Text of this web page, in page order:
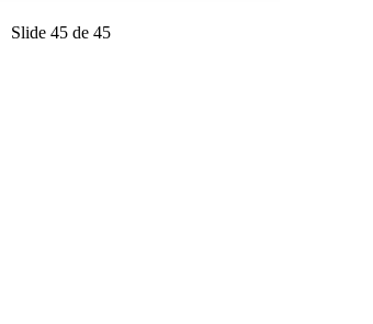
Slide 45 de 45